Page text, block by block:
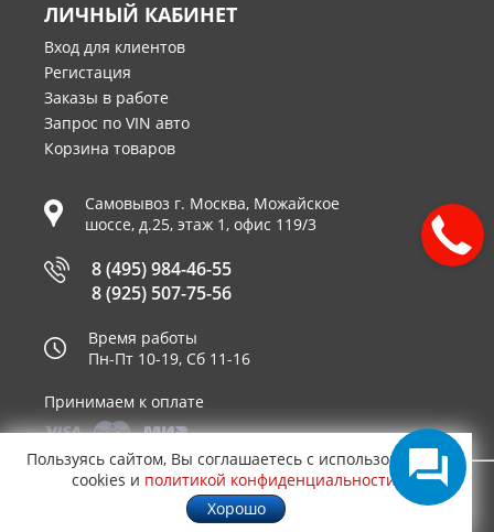
ЛИЧНЫЙ КАБИНЕТ
Вход для клиентов
Регистация
Заказы в работе
Запрос по VIN авто
Корзина товаров
Самовывоз г. Москва, Можайское
шоссе, д.25, этаж 1, офис 119/3
8 (495) 984-46-55
8 (925) 507-75-56
Время работы
Пн-Пт 10-19, Сб 11-16
Принимаем к оплате
© 2003—2026AUTO2.RU™ интернет магазин
запчастей для иномарок в Москве
0,5247
Пользуясь сайтом, Вы соглашаетесь с использованием
cookies и политикой конфиденциальности
Хорошо